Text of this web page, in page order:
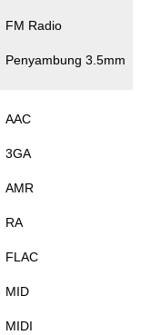
FM Radio
Penyambung 3.5mm
AAC
3GA
AMR
RA
FLAC
MID
MIDI